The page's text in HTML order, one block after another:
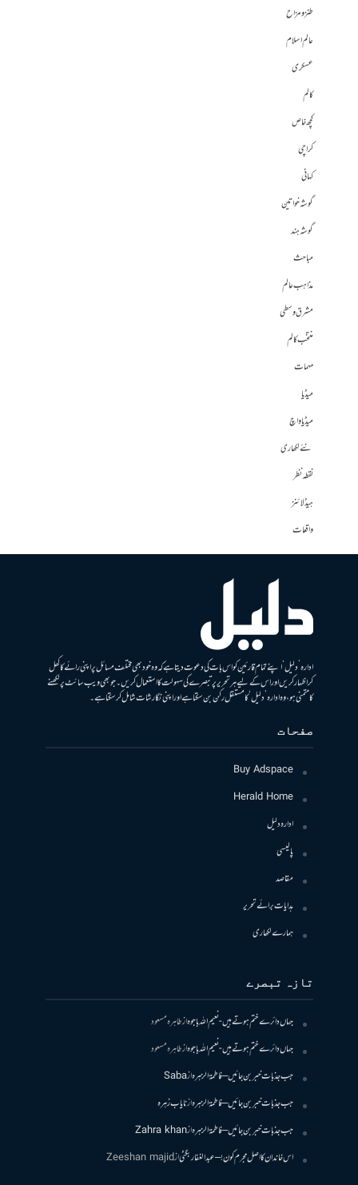
طنز و مزاح
عالم اسلام
عسکری
کالم
کچھ خاص
کراچی
کہانی
گوشہ خواتین
گوشہ ہند
مباحث
مذاہب عالم
مشرق وسطی
منتخب کالم
مہمات
میڈیا
میڈیا واچ
نئے لکھاری
نقطہ نظر
ہیڈلائنز
واقعات
ادارہ ’دلیل‘ اپنے تمام قارئین کو اس بات کی دعوت دیتا ہے کہ وہ خود بھی مختلف مسائل پر اپنی رائے کا کھل
کر اظہار کریں اور اس کے لیے ہر تحریر پر تبصرے کی سہولت کا استعمال کریں۔ جو بھی ویب سائٹ پر لکھنے
کا متمنی ہو، وہ ادارہ ’دلیل‘ کا مستقل رکن بن سکتا ہے اور اپنی نگارشات شامل کرسکتا ہے۔
صفحات
Buy Adspace
Herald Home
ادارہ دلیل
پالیسی
مقاصد
ہدایات برائے تحریر
ہمارے لکھاری
تازہ تبصرے
جہاں دائرے ختم ہوتے ہیں- نعیم اللہ باجوہازطاہرہ مسعود
جہاں دائرے ختم ہوتے ہیں- نعیم اللہ باجوہازطاہرہ مسعود
جب جذبات خبر بن جائیں – فاطمۃالزہرہازSaba
جب جذبات خبر بن جائیں – فاطمۃالزہرہازنایاب زہرہ
جب جذبات خبر بن جائیں – فاطمۃالزہرہازZahra khan
اس خاندان کا اصل مجرم کون! – عبدالغفار بگٹیازZeeshan majid